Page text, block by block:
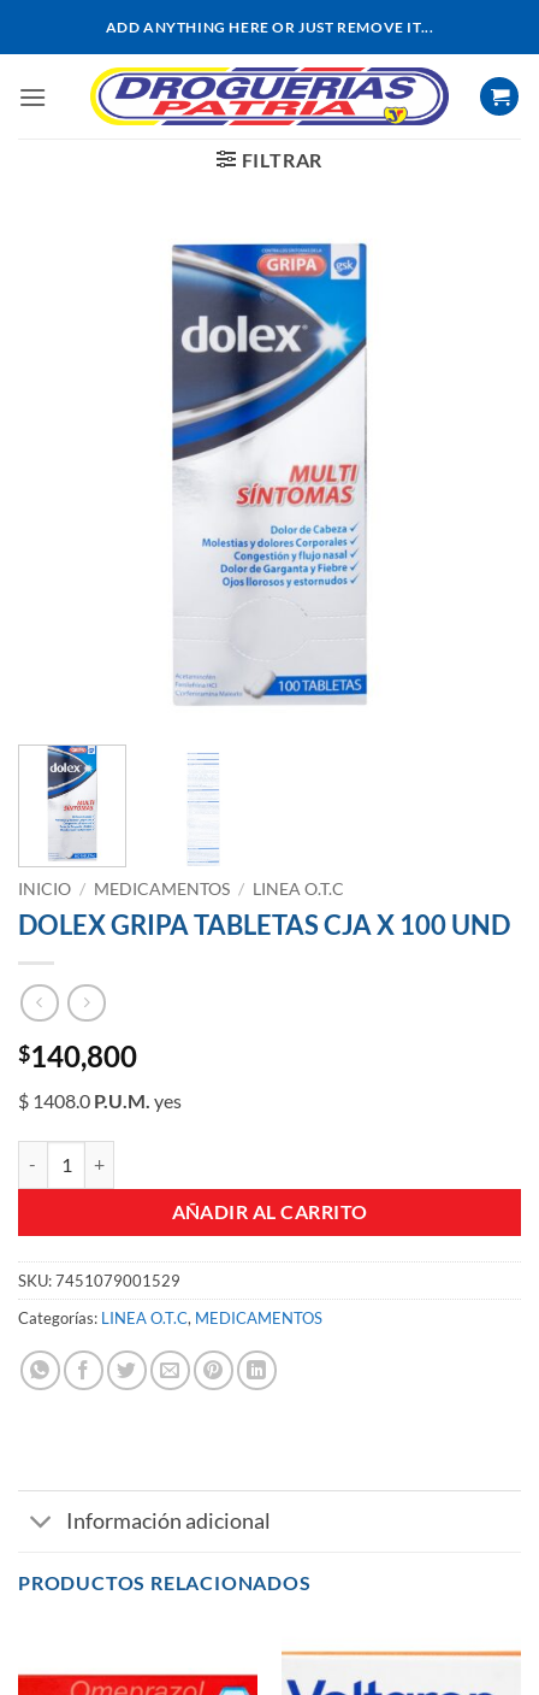
ADD ANYTHING HERE OR JUST REMOVE IT...
FILTRAR
INICIO / MEDICAMENTOS / LINEA O.T.C
DOLEX GRIPA TABLETAS CJA X 100 UND
$140,800
$ 1408.0 P.U.M. yes
AÑADIR AL CARRITO
SKU:7451079001529
Categorías: LINEA O.T.C, MEDICAMENTOS
Información adicional
PRODUCTOS RELACIONADOS